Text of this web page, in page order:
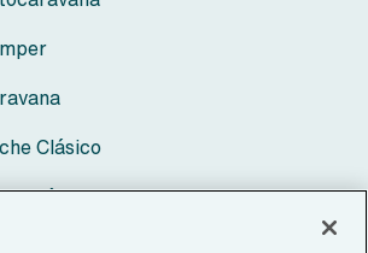
Clásico
Clásica